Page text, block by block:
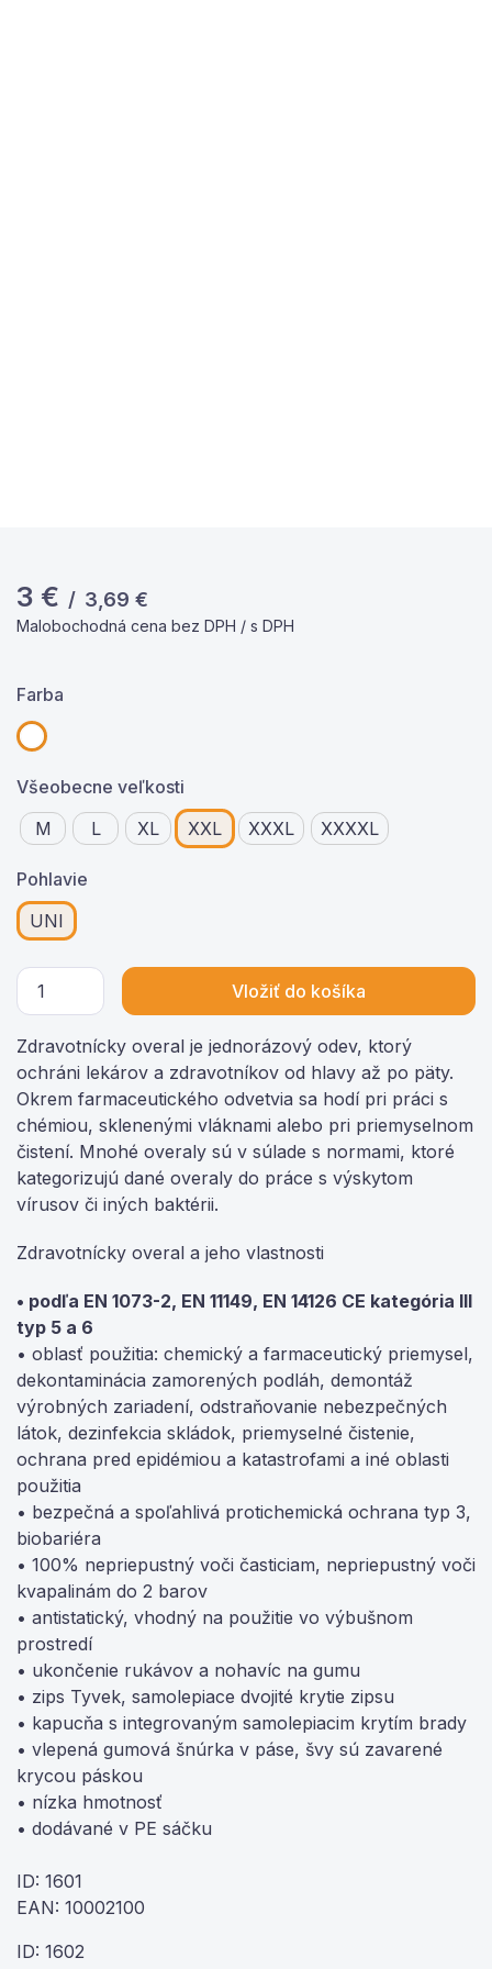
3 € / 3,69 €
Malobochodná cena bez DPH / s DPH
Farba
Všeobecne veľkosti
M
L XL XXL XXXL XXXXL
Pohlavie
UNI
Vložiť do košíka
Zdravotnícky overal je jednorázový odev, ktorý
ochráni lekárov a zdravotníkov od hlavy až po päty.
Okrem farmaceutického odvetvia sa hodí pri práci s
chémiou, sklenenými vláknami alebo pri priemyselnom
čistení. Mnohé overaly sú v súlade s normami, ktoré
kategorizujú dané overaly do práce s výskytom
vírusov či iných baktérii.
Zdravotnícky overal a jeho vlastnosti
• podľa EN 1073-2, EN 11149, EN 14126 CE kategória III
typ 5 a 6
• oblasť použitia: chemický a farmaceutický priemysel,
dekontaminácia zamorených podláh, demontáž
výrobných zariadení, odstraňovanie nebezpečných
látok, dezinfekcia skládok, priemyselné čistenie,
ochrana pred epidémiou a katastrofami a iné oblasti
použitia
• bezpečná a spoľahlivá protichemická ochrana typ 3,
biobariéra
• 100% nepriepustný voči časticiam, nepriepustný voči
kvapalinám do 2 barov
• antistatický, vhodný na použitie vo výbušnom
prostredí
• ukončenie rukávov a nohavíc na gumu
• zips Tyvek, samolepiace dvojité krytie zipsu
• kapucňa s integrovaným samolepiacim krytím brady
• vlepená gumová šnúrka v páse, švy sú zavarené
krycou páskou
• nízka hmotnosť
• dodávané v PE sáčku
ID: 1601
EAN: 10002100
ID: 1602